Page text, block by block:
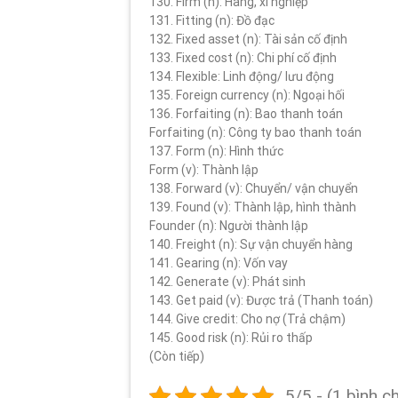
131. Fitting (n): Đồ đạc
132. Fixed asset (n): Tài sản cố định
133. Fixed cost (n): Chi phí cố định
134. Flexible: Linh động/ lưu động
135. Foreign currency (n): Ngoại hối
136. Forfaiting (n): Bao thanh toán
Forfaiting (n): Công ty bao thanh toán
137. Form (n): Hình thức
Form (v): Thành lập
138. Forward (v): Chuyển/ vận chuyển
139. Found (v): Thành lập, hình thành
Founder (n): Người thành lập
140. Freight (n): Sự vận chuyển hàng
141. Gearing (n): Vốn vay
142. Generate (v): Phát sinh
143. Get paid (v): Được trả (Thanh toán)
144. Give credit: Cho nợ (Trả chậm)
145. Good risk (n): Rủi ro thấp
(Còn tiếp)